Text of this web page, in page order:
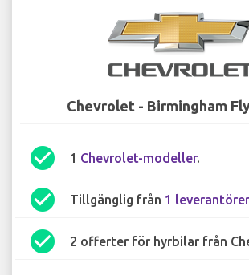
Chevrolet - Birmingham
check_circle 1 Chevrolet-modeller.
check_circle Tillgänglig från 1 leverantörer
check_circle 2 offerter för hyrbilar från